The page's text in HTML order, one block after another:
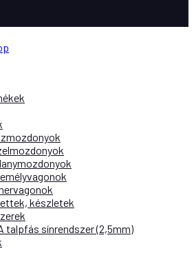
készletek
talpfás sínrendszer (2,5mm)